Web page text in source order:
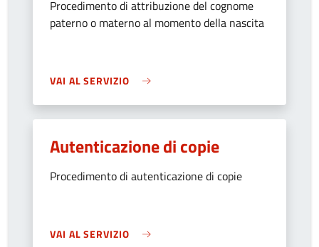
Procedimento di attribuzione del cognome
paterno o materno al momento della nascita
VAI AL SERVIZIO
Autenticazione di copie
Procedimento di autenticazione di copie
VAI AL SERVIZIO